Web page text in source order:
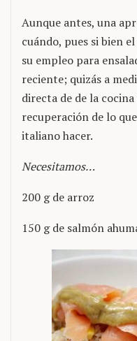
Aunque antes, una
cuándo, pues si bien
su empleo para
reciente; quizás a
directa de de la
recuperación de lo
italiano hacer.
Necesitamos…
200 g de arroz
150 g de salmón